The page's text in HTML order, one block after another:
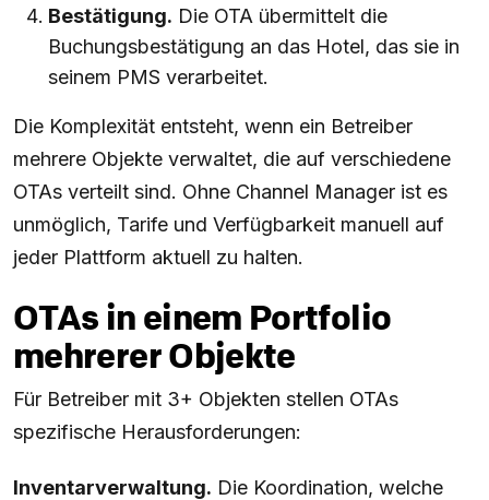
Bestätigung. Die OTA übermittelt die
Buchungsbestätigung an das Hotel, das sie in
seinem PMS verarbeitet.
Die Komplexität entsteht, wenn ein Betreiber
mehrere Objekte verwaltet, die auf verschiedene
OTAs verteilt sind. Ohne Channel Manager ist es
unmöglich, Tarife und Verfügbarkeit manuell auf
jeder Plattform aktuell zu halten.
OTAs in einem Portfolio
mehrerer Objekte
Für Betreiber mit 3+ Objekten stellen OTAs
spezifische Herausforderungen:
Inventarverwaltung. Die Koordination, welche